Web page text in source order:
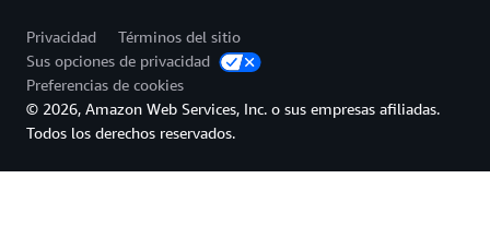
Privacidad
Términos del sitio
Sus opciones de privacidad
Preferencias de cookies
© 2026, Amazon Web Services, Inc. o sus empresas afiliadas.
Todos los derechos reservados.